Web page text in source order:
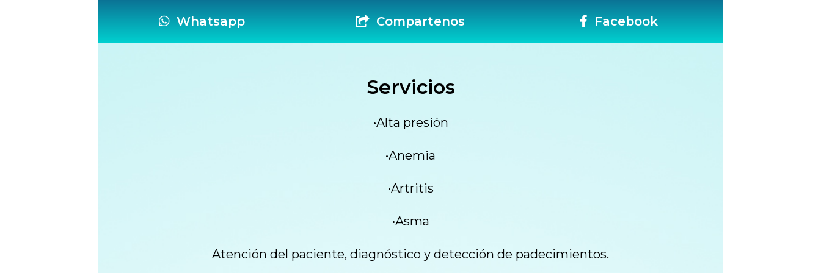
Whatsapp Compartenos Facebook
Servicios
•Alta presión
•Anemia
•Artritis
•Asma
Atención del paciente, diagnóstico y detección de padecimientos.